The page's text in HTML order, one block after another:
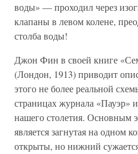
воды» — проходил через
клапаны в левом колене,
столба воды!
Джон Фин в своей книге
(Лондон, 1913) приводит
этого не более реальной
страницах журнала «Пауэр»
нашего столетия. Основным
является загнутая на одном
открыты, но нижний